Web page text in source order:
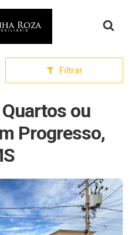
Filtrar
ou
Progresso,